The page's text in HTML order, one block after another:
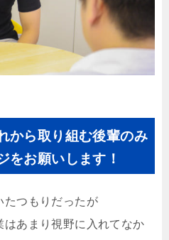
から取り組む後輩のみ
をお願いします！
たつもりだったが
あまり視野に入れてなか